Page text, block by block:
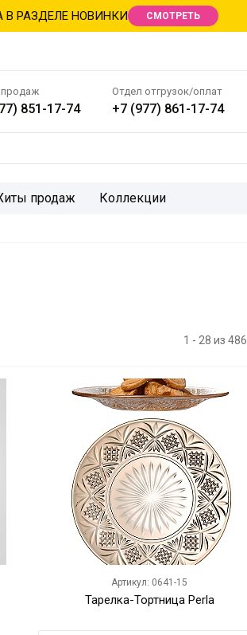
В РАЗДЕЛЕ НОВИНКИ СМОТРЕТЬ
851-17-74
Отдел отгрузок/оплат
+7 (977) 861-17-74
продаж Коллекции
1 - 28 из 486
Артикул: 0641-15
Тарелка-Тортница Perla